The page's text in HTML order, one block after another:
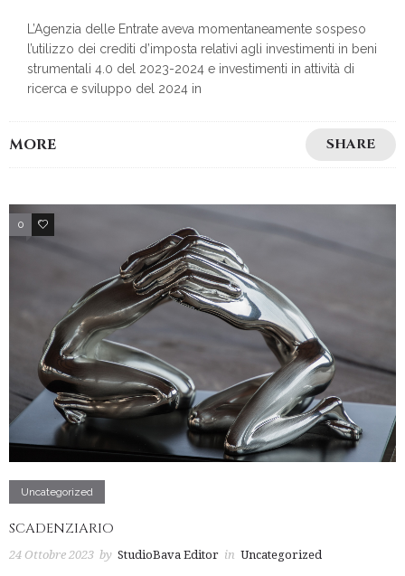
L’Agenzia delle Entrate aveva momentaneamente sospeso
l’utilizzo dei crediti d’imposta relativi agli investimenti in beni
strumentali 4.0 del 2023-2024 e investimenti in attività di
ricerca e sviluppo del 2024 in
MORE SHARE
0 2
Uncategorized
SCADENZIARIO
24 Ottobre 2023 by StudioBava Editor in Uncategorized